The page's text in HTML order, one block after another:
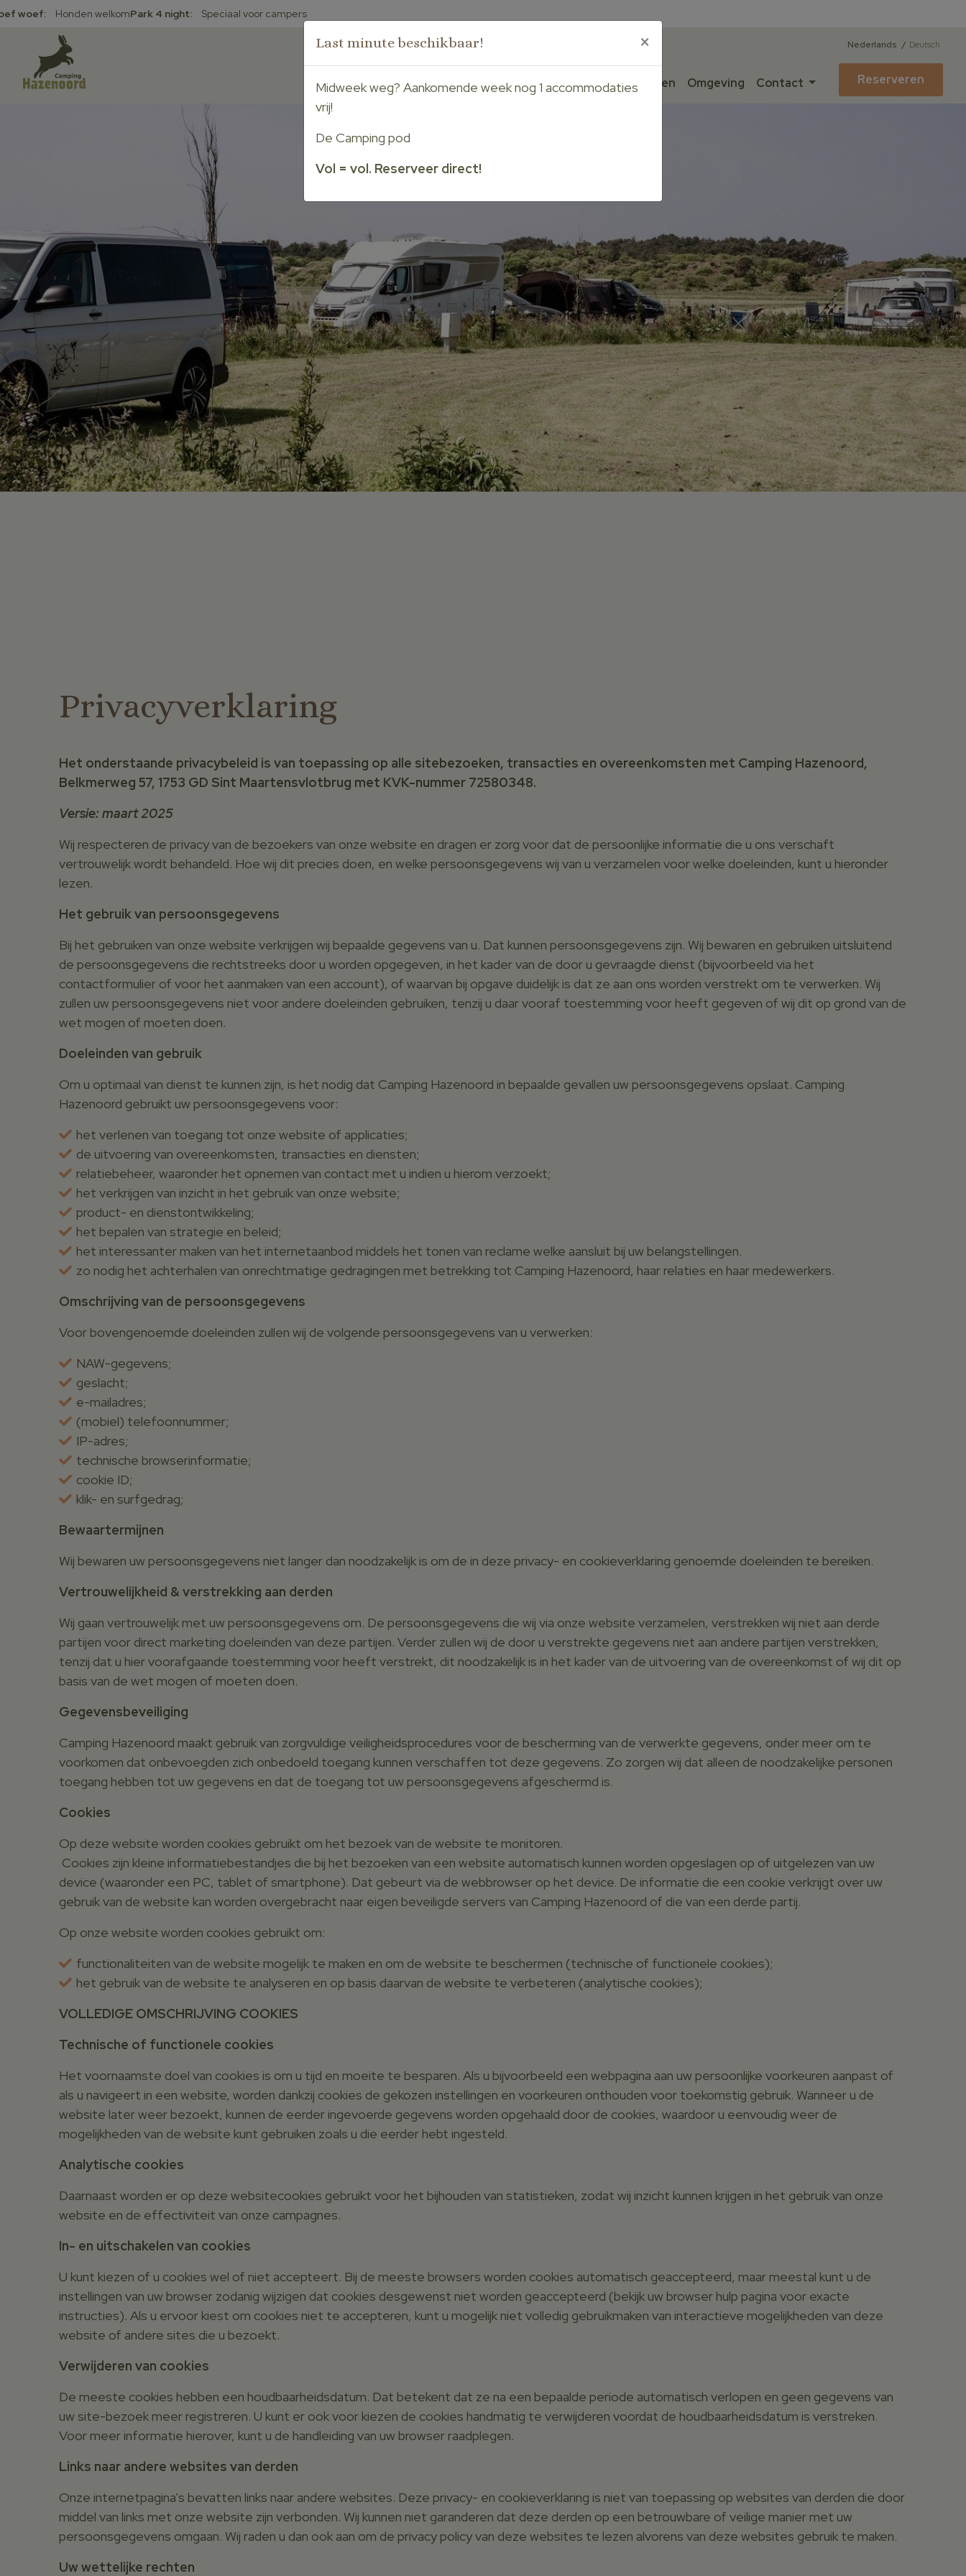
woef: Honden welkomPark 4 night: Speciaal voor campers
Home Kamperen Huren Arrangementen Faciliteiten Omgeving Contact Reserveren
Nederlands Deutsch
Privacyverklaring
Het onderstaande privacybeleid is van toepassing op alle sitebezoeken, transacties en overeenkomsten met Camping Hazenoord,
Belkmerweg 57, 1753 GD Sint Maartensvlotbrug met KVK-nummer 72580348.
Versie: maart 2025
Wij respecteren de privacy van de bezoekers van onze website en dragen er zorg voor dat de persoonlijke informatie die u ons verschaft
vertrouwelijk wordt behandeld. Hoe wij dit precies doen, en welke persoonsgegevens wij van u verzamelen voor welke doeleinden, kunt u hieronder
lezen.
Het gebruik van persoonsgegevens
Bij het gebruiken van onze website verkrijgen wij bepaalde gegevens van u. Dat kunnen persoonsgegevens zijn. Wij bewaren en gebruiken uitsluitend
de persoonsgegevens die rechtstreeks door u worden opgegeven, in het kader van de door u gevraagde dienst (bijvoorbeeld via het
contactformulier of voor het aanmaken van een account), of waarvan bij opgave duidelijk is dat ze aan ons worden verstrekt om te verwerken. Wij
zullen uw persoonsgegevens niet voor andere doeleinden gebruiken, tenzij u daar vooraf toestemming voor heeft gegeven of wij dit op grond van de
wet mogen of moeten doen.
Doeleinden van gebruik
Om u optimaal van dienst te kunnen zijn, is het nodig dat Camping Hazenoord in bepaalde gevallen uw persoonsgegevens opslaat. Camping
Hazenoord gebruikt uw persoonsgegevens voor:
het verlenen van toegang tot onze website of applicaties;
de uitvoering van overeenkomsten, transacties en diensten;
relatiebeheer, waaronder het opnemen van contact met u indien u hierom verzoekt;
het verkrijgen van inzicht in het gebruik van onze website;
product- en dienstontwikkeling;
het bepalen van strategie en beleid;
het interessanter maken van het internetaanbod middels het tonen van reclame welke aansluit bij uw belangstellingen.
zo nodig het achterhalen van onrechtmatige gedragingen met betrekking tot Camping Hazenoord, haar relaties en haar medewerkers.
Omschrijving van de persoonsgegevens
Voor bovengenoemde doeleinden zullen wij de volgende persoonsgegevens van u verwerken:
NAW-gegevens;
geslacht;
e-mailadres;
(mobiel) telefoonnummer;
IP-adres;
technische browserinformatie;
cookie ID;
klik- en surfgedrag;
Bewaartermijnen
Wij bewaren uw persoonsgegevens niet langer dan noodzakelijk is om de in deze privacy- en cookieverklaring genoemde doeleinden te bereiken.
Vertrouwelijkheid & verstrekking aan derden
Wij gaan vertrouwelijk met uw persoonsgegevens om. De persoonsgegevens die wij via onze website verzamelen, verstrekken wij niet aan derde
partijen voor direct marketing doeleinden van deze partijen. Verder zullen wij de door u verstrekte gegevens niet aan andere partijen verstrekken,
tenzij dat u hier voorafgaande toestemming voor heeft verstrekt, dit noodzakelijk is in het kader van de uitvoering van de overeenkomst of wij dit op
basis van de wet mogen of moeten doen.
Gegevensbeveiliging
Camping Hazenoord maakt gebruik van zorgvuldige veiligheidsprocedures voor de bescherming van de verwerkte gegevens, onder meer om te
voorkomen dat onbevoegden zich onbedoeld toegang kunnen verschaffen tot deze gegevens. Zo zorgen wij dat alleen de noodzakelijke personen
toegang hebben tot uw gegevens en dat de toegang tot uw persoonsgegevens afgeschermd is.
Cookies
Op deze website worden cookies gebruikt om het bezoek van de website te monitoren.
Cookies zijn kleine informatiebestandjes die bij het bezoeken van een website automatisch kunnen worden opgeslagen op of uitgelezen van uw
device (waaronder een PC, tablet of smartphone). Dat gebeurt via de webbrowser op het device. De informatie die een cookie verkrijgt over uw
gebruik van de website kan worden overgebracht naar eigen beveiligde servers van Camping Hazenoord of die van een derde partij.
Op onze website worden cookies gebruikt om:
functionaliteiten van de website mogelijk te maken en om de website te beschermen (technische of functionele cookies);
het gebruik van de website te analyseren en op basis daarvan de website te verbeteren (analytische cookies);
VOLLEDIGE OMSCHRIJVING COOKIES
Technische of functionele cookies
Het voornaamste doel van cookies is om u tijd en moeite te besparen. Als u bijvoorbeeld een webpagina aan uw persoonlijke voorkeuren aanpast of
als u navigeert in een website, worden dankzij cookies de gekozen instellingen en voorkeuren onthouden voor toekomstig gebruik. Wanneer u de
website later weer bezoekt, kunnen de eerder ingevoerde gegevens worden opgehaald door de cookies, waardoor u eenvoudig weer de
mogelijkheden van de website kunt gebruiken zoals u die eerder hebt ingesteld.
Analytische cookies
Daarnaast worden er op deze websitecookies gebruikt voor het bijhouden van statistieken, zodat wij inzicht kunnen krijgen in het gebruik van onze
website en de effectiviteit van onze campagnes.
In- en uitschakelen van cookies
U kunt kiezen of u cookies wel of niet accepteert. Bij de meeste browsers worden cookies automatisch geaccepteerd, maar meestal kunt u de
instellingen van uw browser zodanig wijzigen dat cookies desgewenst niet worden geaccepteerd (bekijk uw browser hulp pagina voor exacte
instructies). Als u ervoor kiest om cookies niet te accepteren, kunt u mogelijk niet volledig gebruikmaken van interactieve mogelijkheden van deze
website of andere sites die u bezoekt.
Verwijderen van cookies
De meeste cookies hebben een houdbaarheidsdatum. Dat betekent dat ze na een bepaalde periode automatisch verlopen en geen gegevens van
uw site-bezoek meer registreren. U kunt er ook voor kiezen de cookies handmatig te verwijderen voordat de houdbaarheidsdatum is verstreken.
Voor meer informatie hierover, kunt u de handleiding van uw browser raadplegen.
Links naar andere websites van derden
Onze internetpagina's bevatten links naar andere websites. Deze privacy- en cookieverklaring is niet van toepassing op websites van derden die door
middel van links met onze website zijn verbonden. Wij kunnen niet garanderen dat deze derden op een betrouwbare of veilige manier met uw
persoonsgegevens omgaan. Wij raden u dan ook aan om de privacy policy van deze websites te lezen alvorens van deze websites gebruik te maken.
Uw wettelijke rechten
Last minute beschikbaar! ×
Midweek weg? Aankomende week nog 1 accommodaties
vrij!
De Camping pod
Vol = vol. Reserveer direct!